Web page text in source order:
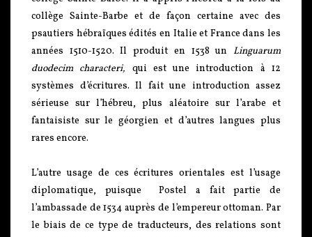
collège Sainte-Barbe et de façon certaine avec des
psautiers hébraïques édités en Italie et France dans les
années 1510-1520. Il produit en 1538 un Linguarum
duodecim characteri, qui est une introduction à 12
systèmes d’écritures. Il fait une introduction assez
sérieuse sur l’hébreu, plus aléatoire sur l’arabe et
fantaisiste sur le géorgien et d’autres langues plus
rares encore.
L’autre usage de ces écritures orientales est l’usage
diplomatique, puisque Postel a fait partie de
l’ambassade de 1534 auprès de l’empereur ottoman. Par
le biais de ce type de traducteurs, des relations sont